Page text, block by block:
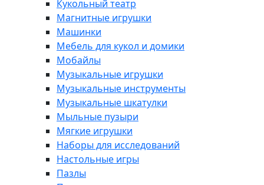
Кукольный театр
Магнитные игрушки
Машинки
Мебель для кукол и домики
Мобайлы
Музыкальные игрушки
Музыкальные инструменты
Музыкальные шкатулки
Мыльные пузыри
Мягкие игрушки
Наборы для исследований
Настольные игры
Пазлы